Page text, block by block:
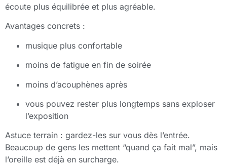
écoute plus équilibrée et plus agréable.
Avantages concrets :
musique plus confortable
moins de fatigue en fin de soirée
moins d’acouphènes après
vous pouvez rester plus longtemps sans exploser
l’exposition
Astuce terrain : gardez-les sur vous dès l’entrée.
Beaucoup de gens les mettent “quand ça fait mal”, mais
l’oreille est déjà en surcharge.